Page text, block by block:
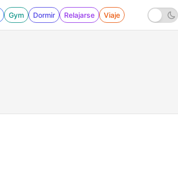
Gym Dormir Relajarse Viaje